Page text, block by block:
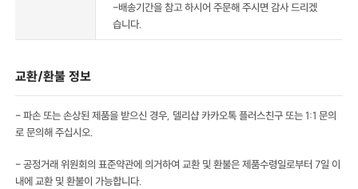
-배송기간을 참고 하시어 주문해 주시면 감사 드리겠
습니다.
교환/환불 정보
- 파손 또는 손상된 제품을 받으신 경우, 델리샵 카카오톡 플러스친구 또는 1:1 문의
로 문의해 주십시오.
- 공정거래 위원회의 표준약관에 의거하여 교환 및 환불은 제품수령일로부터 7일 이
내에 교환 및 환불이 가능합니다.